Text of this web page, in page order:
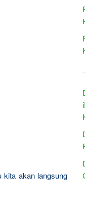
kita akan langsung